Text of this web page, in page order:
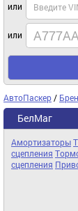
или
или
АвтоПаскер /
БелМаг
Амортизаторы
сцепления
сцепления